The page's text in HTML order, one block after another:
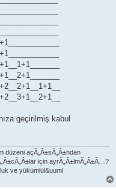
geçirilmiş kabul
düzeni açÃ„Â±sÃ„Â±ndan
için ayrÃ„Â±lmÃ„Â±Ã…?
ve yükümlül&uuml